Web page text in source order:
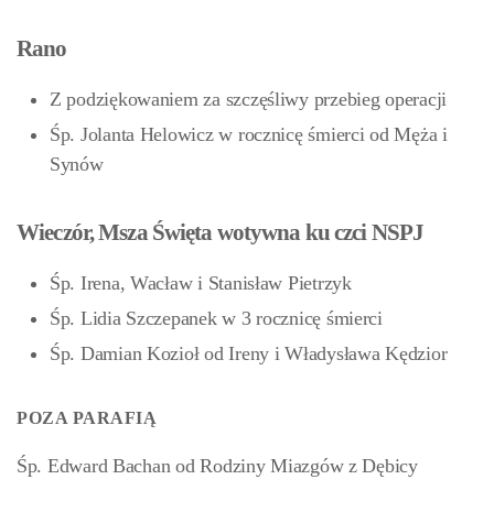
Rano
Z podziękowaniem za szczęśliwy przebieg operacji
Śp. Jolanta Helowicz w rocznicę śmierci od Męża i
Synów
Wieczór, Msza Święta wotywna ku czci NSPJ
Śp. Irena, Wacław i Stanisław Pietrzyk
Śp. Lidia Szczepanek w 3 rocznicę śmierci
Śp. Damian Kozioł od Ireny i Władysława Kędzior
POZA PARAFIĄ
Śp. Edward Bachan od Rodziny Miazgów z Dębicy